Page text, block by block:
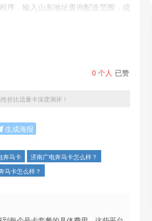
序，输入山东地址查询配送范围，或
无需前往营业厅，剩余话费可退。
写字楼电梯里也不卡，比公司WiFi
约束缚，不妨立即申请体验！
0 个人 已赞
价比流量卡深度测评！
生成海报
奔马卡
济南广电奔马卡怎么样？
马卡怎么样？